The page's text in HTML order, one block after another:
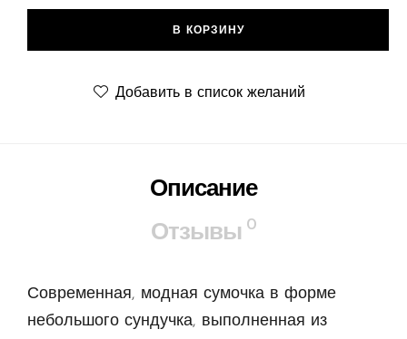
В КОРЗИНУ
Добавить в список желаний
Описание
Отзывы 0
Современная, модная сумочка в форме
небольшого сундучка, выполненная из